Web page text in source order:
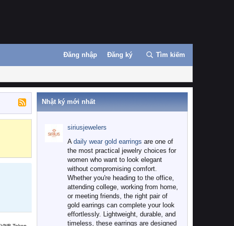
Đăng nhập Đăng ký Tìm kiếm
Nhật ký mới nhất
siriusjewelers
A daily wear gold earrings are one of
the most practical jewelry choices for
women who want to look elegant
without compromising comfort.
Whether you're heading to the office,
attending college, working from home,
or meeting friends, the right pair of
gold earrings can complete your look
effortlessly. Lightweight, durable, and
timeless, these earrings are designed